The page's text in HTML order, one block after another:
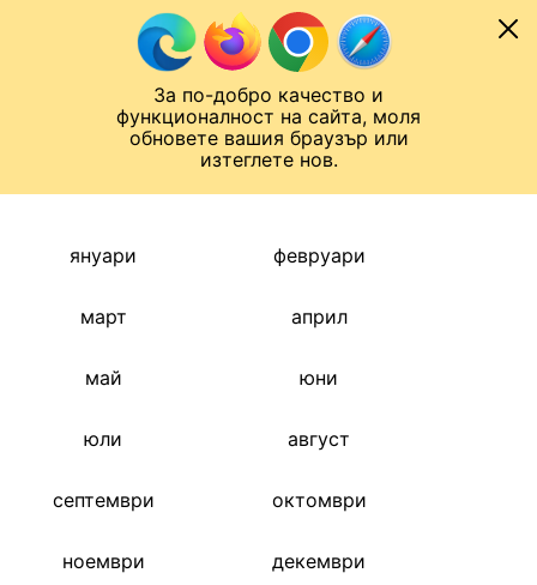
За по-добро качество и
функционалност на сайта, моля
обновете вашия браузър или
изтеглете нов.
Към съдържанието
Лига на Конференциите
януари февруари
март април
май юни
юли август
септември октомври
ноември декември